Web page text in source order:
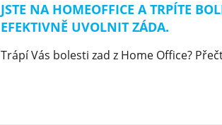
JSTE NA HOMEOFFICE A TRPÍTE
EFEKTIVNĚ UVOLNIT ZÁDA.
Trápí Vás bolesti zad z Home Office?